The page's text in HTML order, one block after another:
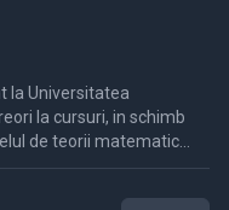
la Universitatea
la cursuri, in schimb
de teorii matematice.
de el. In cele din urma